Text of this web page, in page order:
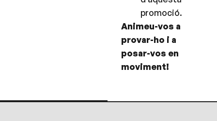
promoció.
Animeu-vos a
provar-ho i a
posar-vos en
moviment!